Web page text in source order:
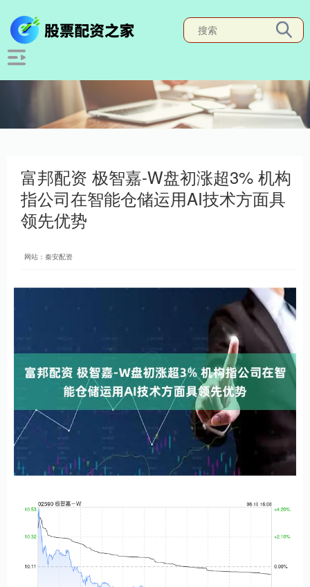
富邦配资 极智嘉-W盘初涨超3% 机构
指公司在智能仓储运用AI技术方面具
领先优势
网站：秦安配资